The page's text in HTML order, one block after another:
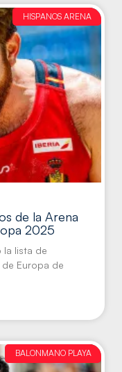
HISPANOS ARENA
de la Arena
2025
la lista de
Europa de
BALONMANO PLAYA